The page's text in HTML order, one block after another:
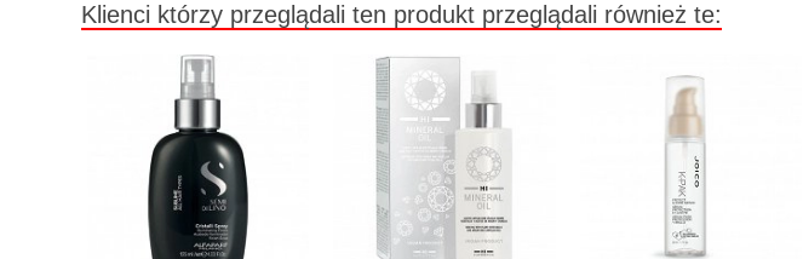
Klienci którzy przeglądali ten produkt przeglądali również te: